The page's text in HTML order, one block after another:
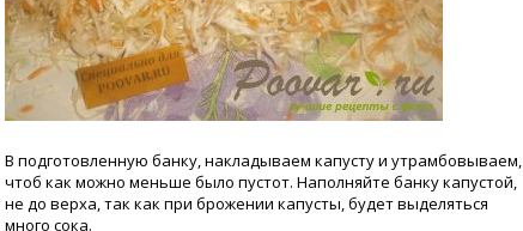
В подготовленную банку, накладываем капусту и утрамбовываем,
чтоб как можно меньше было пустот. Наполняйте банку капустой,
не до верха, так как при брожении капусты, будет выделяться
много сока.